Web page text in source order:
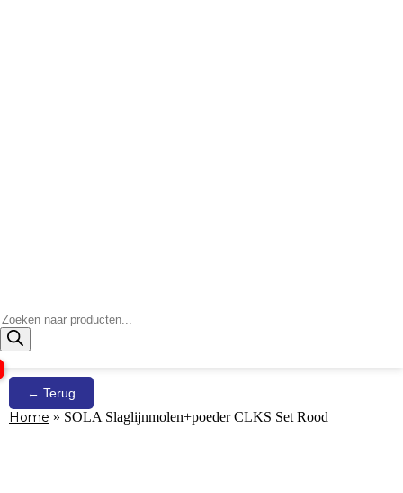
Producten
zoeken
← Terug
Home » SOLA Slaglijnmolen+poeder CLKS Set Rood